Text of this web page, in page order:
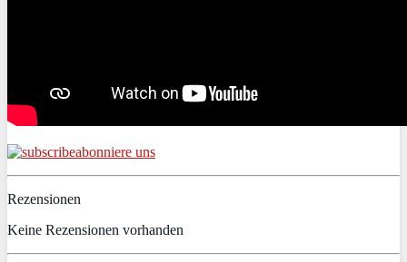
abonniere uns
Rezensionen
Keine Rezensionen vorhanden